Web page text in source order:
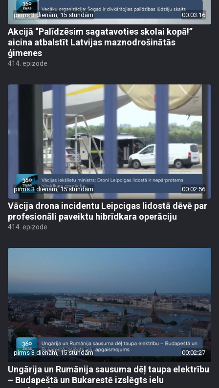
pirms 3 dienām, 15 stundām 00:03:16
Akcijā “Palīdzēsim sagatavoties skolai kopā!”
aicina atbalstīt Latvijas maznodrošinātās
ģimenes
414. epizode
pirms 3 dienām, 15 stundām 00:02:56
Vācija drona incidentu Leipcigas lidostā dēvē par
profesionāli paveiktu hibrīdkara operāciju
414. epizode
pirms 3 dienām, 15 stundām 00:02:27
Ungārija un Rumānija sausuma dēļ taupa elektrību
– Budapeštā un Bukarestē izslēgts ielu